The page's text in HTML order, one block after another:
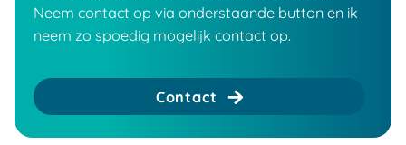
Neem contact op via onderstaande button en ik
neem zo spoedig mogelijk contact op.
Contact